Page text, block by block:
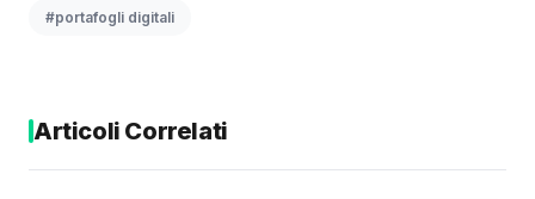
#portafogli digitali
Articoli Correlati